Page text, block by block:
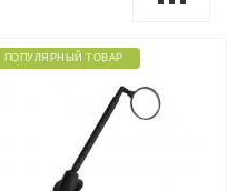
ПОПУЛЯРНЫЙ ТОВАР